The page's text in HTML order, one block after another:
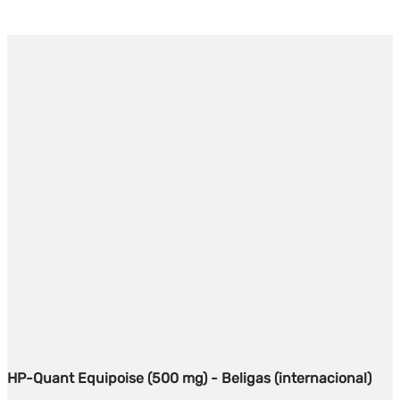
HP-Quant Equipoise (500 mg) - Beligas (internacional)